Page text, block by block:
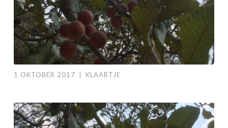
1 OKTOBER 2017 | KLAARTJE